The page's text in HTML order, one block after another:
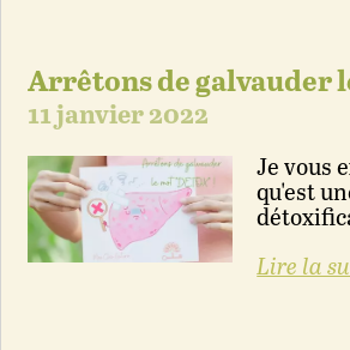
Arrêtons de galvauder
11 janvier 2022
Je vous
qu'est
Lire la